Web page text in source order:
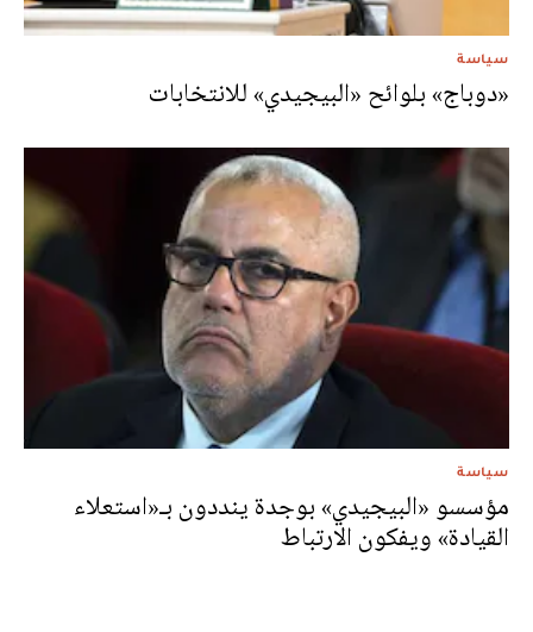
سياسة
«دوباج» بلوائح «البيجيدي» للانتخابات
سياسة
مؤسسو «البيجيدي» بوجدة ينددون بـ«استعلاء
القيادة» ويفكون الارتباط